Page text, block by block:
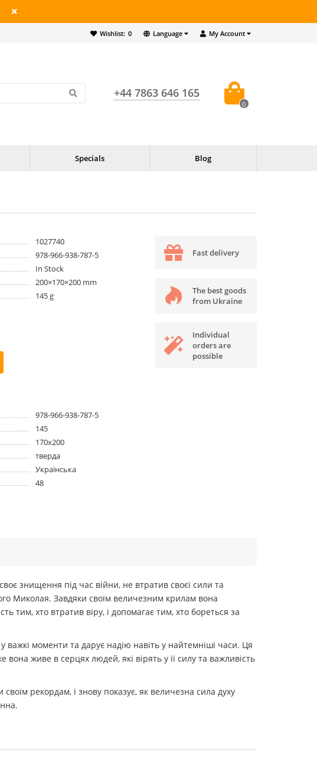
My Account
Language
Wishlist: 0
+44 7863 646 165
0
Specials Blog
1027740
978-966-938-787-5
In Stock
200×170×200 mm
145 g
978-966-938-787-5
145
170х200
тверда
Українська
48
Fast delivery
The best goods
from Ukraine
Individual
orders are
possible
знищення під час війни, не втратив своєї сили та
Миколая. Завдяки своїм величезним крилам вона
тим, хто втратив віру, і допомагає тим, хто бореться за
важкі моменти та дарує надію навіть у найтемніші часи. Ця
живе в серцях людей, які вірять у її силу та важливість
рекордам, і знову показує, як величезна сила духу